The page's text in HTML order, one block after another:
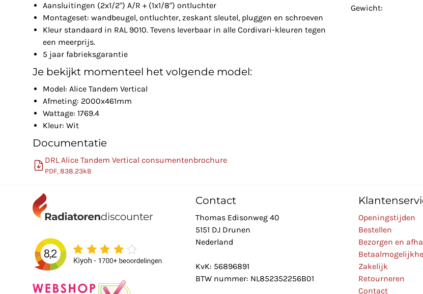
Aansluitingen (2x1/2") A/R + (1x1/8") ontluchter
Montageset: wandbeugel, ontluchter, zeskant sleutel, pluggen en schroeven
Kleur standaard in RAL 9010. Tevens leverbaar in alle Cordivari-kleuren tegen
een meerprijs.
5 jaar fabrieksgarantie
Je bekijkt momenteel het volgende model:
Model: Alice Tandem Vertical
Afmeting: 2000x461mm
Wattage: 1769.4
Kleur: Wit
Documentatie
DRL Alice Tandem Vertical consumentenbrochure
PDF, 838.23kB
Gewicht:
Contact
Thomas Edisonweg 40
5151 DJ Drunen
Nederland
KvK: 56896891
BTW nummer: NL852352256B01
Openingstijden
Bestellen
Bezorgen en
Zakelijk
Retourneren
Contact